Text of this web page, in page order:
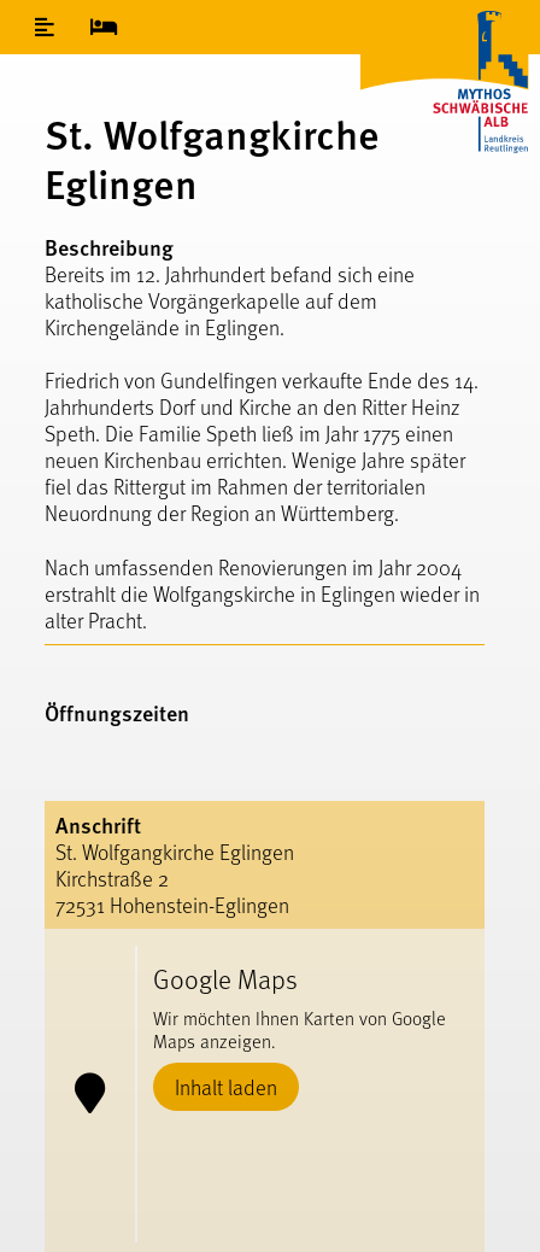
Inhaltsverzeichnis
St. Wolfgangkirche
Eglingen
Beschreibung
Bereits im 12. Jahrhundert befand sich eine
katholische Vorgängerkapelle auf dem
Kirchengelände in Eglingen.
Friedrich von Gundelfingen verkaufte Ende des 14.
Jahrhunderts Dorf und Kirche an den Ritter Heinz
Speth. Die Familie Speth ließ im Jahr 1775 einen
neuen Kirchenbau errichten. Wenige Jahre später
fiel das Rittergut im Rahmen der territorialen
Neuordnung der Region an Württemberg.
Nach umfassenden Renovierungen im Jahr 2004
erstrahlt die Wolfgangskirche in Eglingen wieder in
alter Pracht.
Öffnungszeiten
Anschrift
St. Wolfgangkirche Eglingen
Kirchstraße 2
72531 Hohenstein-Eglingen
Google Maps
Wir möchten Ihnen Karten von Google
Maps anzeigen.
Inhalt laden